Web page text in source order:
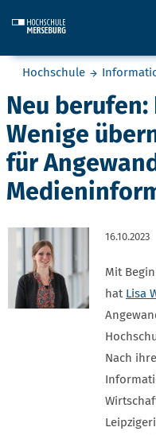
Sie befinden sich hier:
Hochschule
Neu berufen:
Wenige
für
16.10.2023
Mit
hat Lisa
Nach